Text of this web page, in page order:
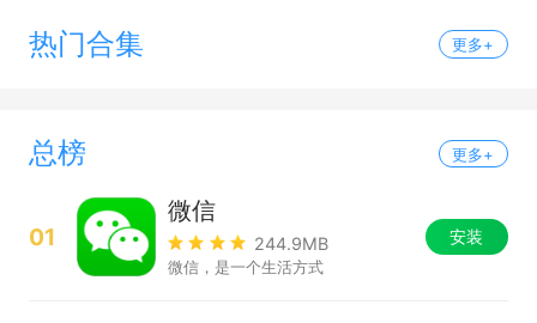
热门合集 更多+
总榜 更多+
01
微信
244.9MB
微信，是一个生活方式
安装